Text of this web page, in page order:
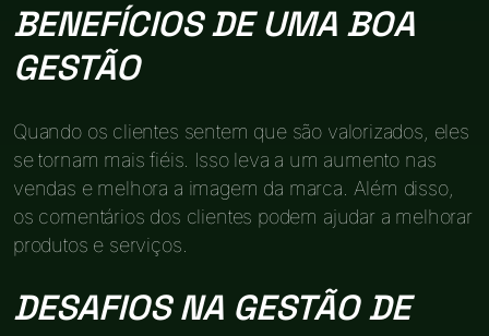
BENEFÍCIOS DE UMA BOA
GESTÃO
Quando os clientes sentem que são valorizados, eles
se tornam mais fiéis. Isso leva a um aumento nas
vendas e melhora a imagem da marca. Além disso,
os comentários dos clientes podem ajudar a melhorar
produtos e serviços.
DESAFIOS NA GESTÃO DE